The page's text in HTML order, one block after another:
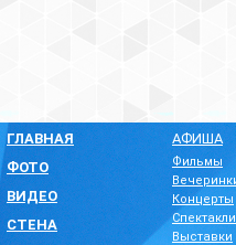
ГЛАВНАЯ
ФОТО
ВИДЕО
СТЕНА
АФИША
Фильмы
Концерты
Спектакли
Выставки